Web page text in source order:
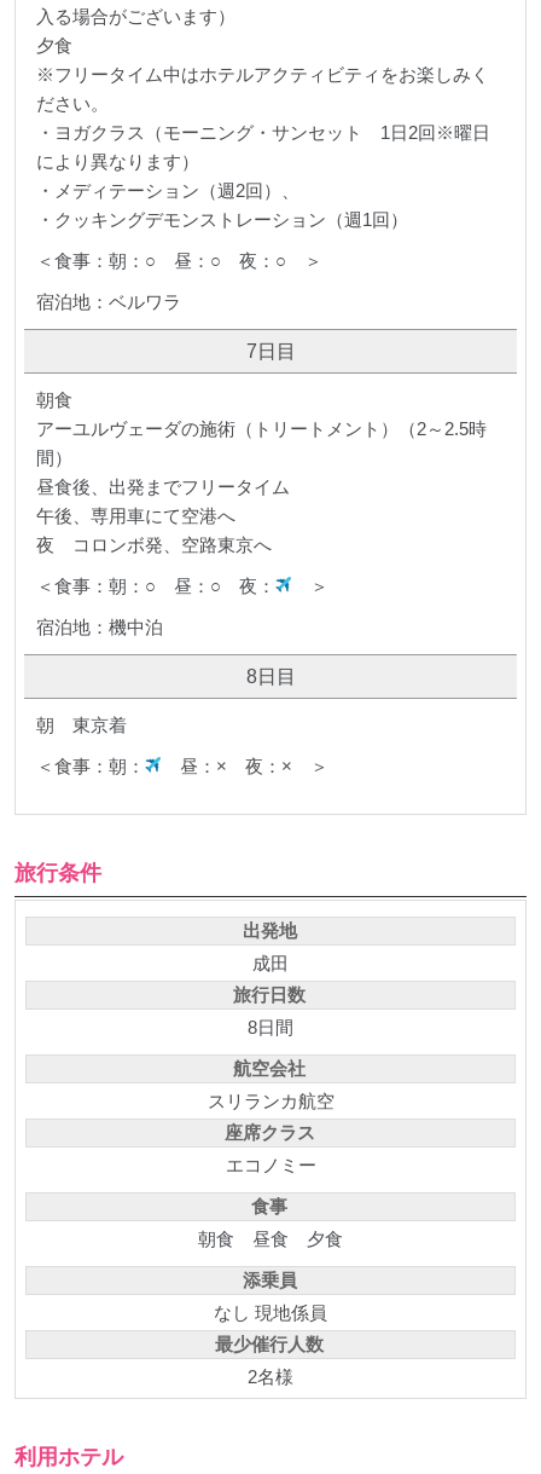
入る場合がございます）
夕食
※フリータイム中はホテルアクティビティをお楽しみく
ださい。
・ヨガクラス（モーニング・サンセット 1日2回※曜日
により異なります）
・メディテーション（週2回）、
・クッキングデモンストレーション（週1回）
＜食事：朝：○ 昼：○ 夜：○ ＞
宿泊地：ベルワラ
7日目
朝食
アーユルヴェーダの施術（トリートメント）（2～2.5時
間）
昼食後、出発までフリータイム
午後、専用車にて空港へ
夜 コロンボ発、空路東京へ
＜食事：朝：○ 昼：○ 夜：
＞
宿泊地：機中泊
8日目
朝 東京着
＜食事：朝：
昼：× 夜：× ＞
旅行条件
出発地
成田
旅行日数
8日間
航空会社
スリランカ航空
座席クラス
エコノミー
食事
朝食 昼食 夕食
添乗員
なし 現地係員
最少催行人数
2名様
利用ホテル